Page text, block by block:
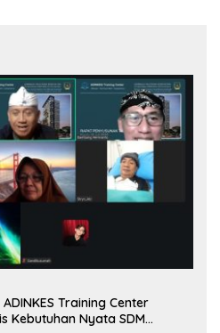
Training Center
Kebutuhan Nyata SDM